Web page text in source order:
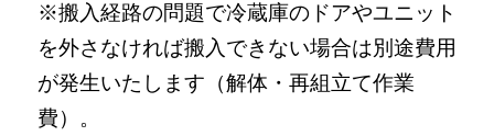
※搬入経路の問題で冷蔵庫のドアやユニット
を外さなければ搬入できない場合は別途費用
が発生いたします（解体・再組立て作業
費）。